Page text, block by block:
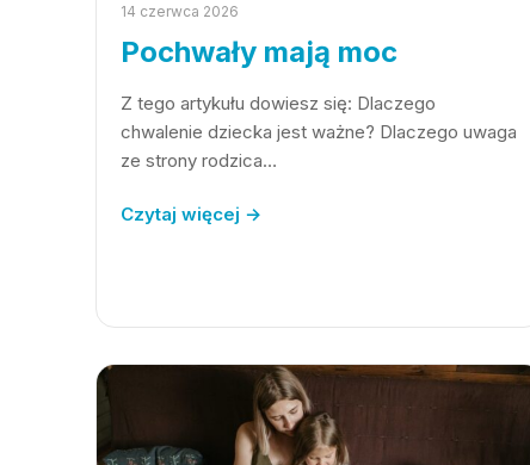
14 czerwca 2026
Pochwały mają moc
Z tego artykułu dowiesz się: Dlaczego
chwalenie dziecka jest ważne? Dlaczego uwaga
ze strony rodzica…
Czytaj więcej →